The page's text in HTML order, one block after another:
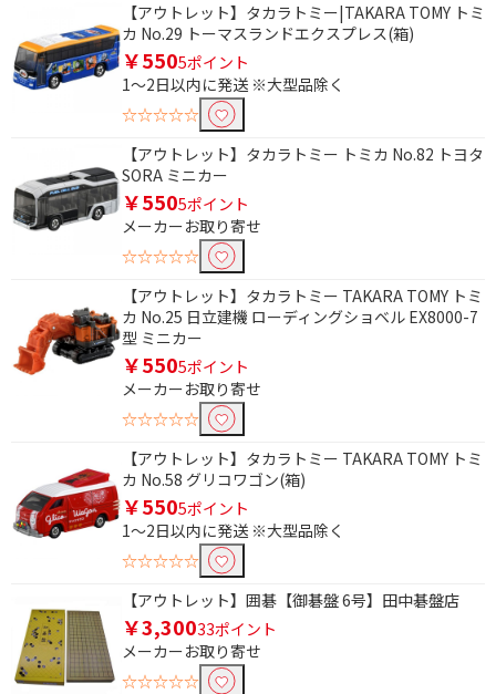
【アウトレット】タカラトミー|TAKARA TOMY トミ
カ No.29 トーマスランドエクスプレス(箱)
￥5505ポイント
1～2日以内に発送 ※大型品除く
☆☆☆☆☆
【アウトレット】タカラトミー トミカ No.82 トヨタ
SORA ミニカー
￥5505ポイント
メーカーお取り寄せ
☆☆☆☆☆
【アウトレット】タカラトミー TAKARA TOMY トミ
カ No.25 日立建機 ローディングショベル EX8000-7
型 ミニカー
￥5505ポイント
メーカーお取り寄せ
☆☆☆☆☆
【アウトレット】タカラトミー TAKARA TOMY トミ
カ No.58 グリコワゴン(箱)
￥5505ポイント
1～2日以内に発送 ※大型品除く
☆☆☆☆☆
【アウトレット】囲碁【御碁盤 6号】田中碁盤店
￥3,30033ポイント
メーカーお取り寄せ
☆☆☆☆☆
条件で絞り込む
フリーワードで絞り込む
除外する
除外する にチェックを入れると、指定したワード
を除外して検索します。
価格で絞り込む
円